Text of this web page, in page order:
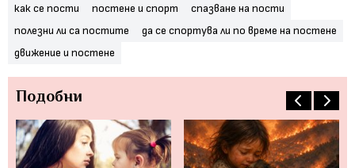
как се пости
постене и спорт
спазване на пости
полезни ли са постите
да се спортува ли по време на постене
движение и постене
Подобни